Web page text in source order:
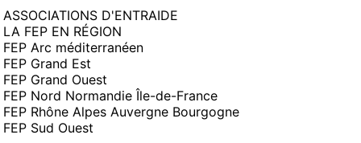
ASSOCIATIONS D'ENTRAIDE
LA FEP EN RÉGION
FEP Arc méditerranéen
FEP Grand Est
FEP Grand Ouest
FEP Nord Normandie Île-de-France
FEP Rhône Alpes Auvergne Bourgogne
FEP Sud Ouest